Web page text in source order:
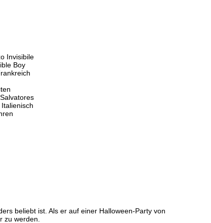
Invisibile
Boy
beliebt ist. Als er auf einer Halloween-Party von
zu werden.